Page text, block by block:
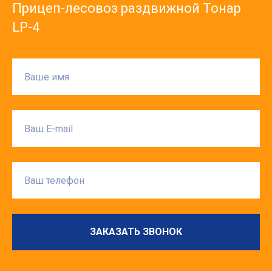
Прицеп-лесовоз раздвижной Тонар
LP-4
ЗАКАЗАТЬ ЗВОНОК